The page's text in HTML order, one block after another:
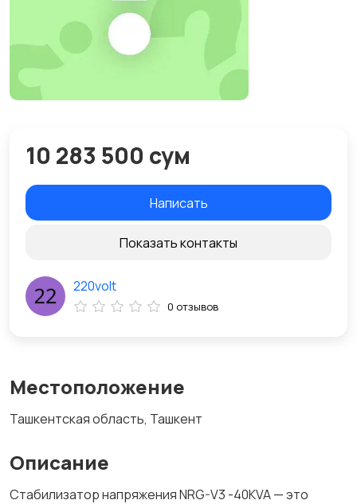
Местоположение
Ташкентская область, Ташкент
Описание
Стабилизатор напряжения NRG-V3 -40KVA — это
10 283 500 сум
Написать
Показать контакты
220volt
0 отзывов